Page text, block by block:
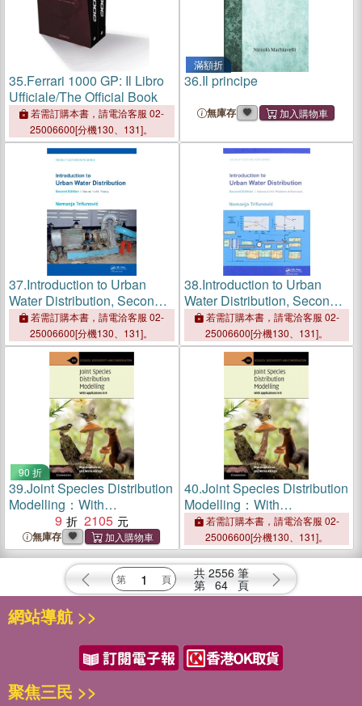
35.Ferrari 1000 GP: Il Libro
Ufficiale/The Official Book
若需訂購本書，請電洽客服 02-
25006600[分機130、131]。
滿額折
36.Il principe
無庫存
37.Introduction to Urban
Water Distribution, Second
Edition：Theory
若需訂購本書，請電洽客服 02-
25006600[分機130、131]。
38.Introduction to Urban
Water Distribution, Second
Edition：Problems &
Exercises
若需訂購本書，請電洽客服 02-
25006600[分機130、131]。
90 折
39.Joint Species Distribution
Modelling：With
Applications in R
9 2105
無庫存
40.Joint Species Distribution
Modelling：With
Applications in R
若需訂購本書，請電洽客服 02-
25006600[分機130、131]。
共 2556 筆
第 64 頁
網站導航 >>
聚焦三民 >>